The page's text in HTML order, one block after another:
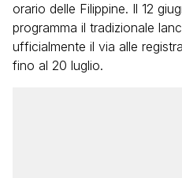
orario delle Filippine. Il 12
programma il tradizionale
ufficialmente il via alle
fino al 20 luglio.